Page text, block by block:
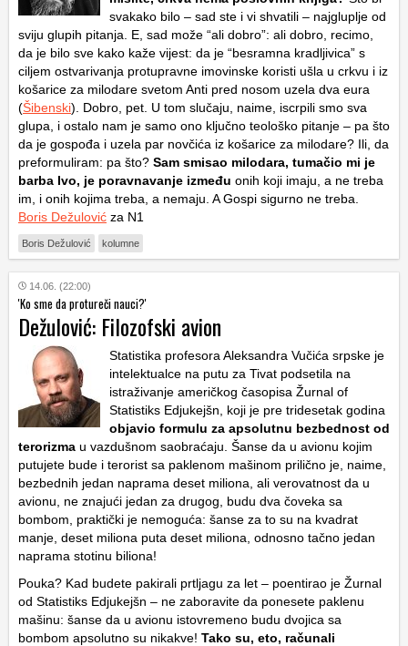
svakako bilo – sad ste i vi shvatili – najgluplje od
sviju glupih pitanja. E, sad može “ali dobro”: ali dobro, recimo,
da je bilo sve kako kaže vijest: da je “besramna kradljivica” s
ciljem ostvarivanja protupravne imovinske koristi ušla u crkvu i iz
košarice za milodare svetom Anti pred nosom uzela dva eura
(Šibenski). Dobro, pet. U tom slučaju, naime, iscrpili smo sva
glupa, i ostalo nam je samo ono ključno teološko pitanje – pa što
da je gospođa i uzela par novčića iz košarice za milodare? Ili, da
preformuliram: pa što? Sam smisao milodara, tumačio mi je
barba Ivo, je poravnavanje između onih koji imaju, a ne treba
im, i onih kojima treba, a nemaju. A Gospi sigurno ne treba.
Boris Dežulović za N1
Boris Dežulović kolumne
14.06. (22:00)
'Ko sme da protureči nauci?'
Dežulović: Filozofski avion
Statistika profesora Aleksandra Vučića srpske je
intelektualce na putu za Tivat podsetila na
istraživanje američkog časopisa Žurnal of
Statistiks Edjukejšn, koji je pre tridesetak godina
objavio formulu za apsolutnu bezbednost od
terorizma u vazdušnom saobraćaju. Šanse da u avionu kojim
putujete bude i terorist sa paklenom mašinom prilično je, naime,
bezbednih jedan naprama deset miliona, ali verovatnost da u
avionu, ne znajući jedan za drugog, budu dva čoveka sa
bombom, praktički je nemoguća: šanse za to su na kvadrat
manje, deset miliona puta deset miliona, odnosno tačno jedan
naprama stotinu biliona!
Pouka? Kad budete pakirali prtljagu za let – poentirao je Žurnal
od Statistiks Edjukejšn – ne zaboravite da ponesete paklenu
mašinu: šanse da u avionu istovremeno budu dvojica sa
bombom apsolutno su nikakve! Tako su, eto, računali